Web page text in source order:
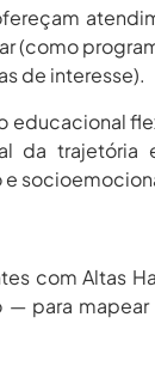
(como
de interesse).
da trajetória
com Altas
para